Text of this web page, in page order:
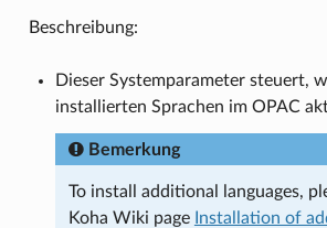
Beschreibung:
Dieser Systemparameter steuert,
installierten Sprachen im OPAC
Bemerkung
To install additional languages,
Koha Wiki page Installation of